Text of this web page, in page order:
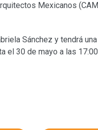
Mexicanos
Sánchez y tendrá
el 30 de mayo a las